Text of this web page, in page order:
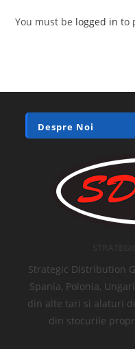
You must be logged in to
Despre Noi
Strategic Distribution
Spania, Polonia,
din alte tari si alaturi
din stocurile